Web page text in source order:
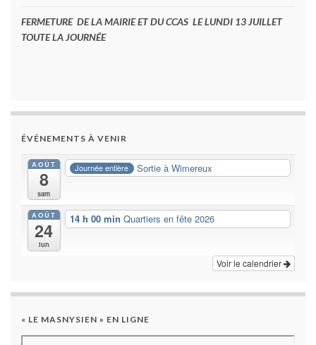
FERMETURE DE LA MAIRIE ET DU CCAS LE LUNDI 13 JUILLET
TOUTE LA JOURNÉE
ÉVÉNEMENTS À VENIR
AOÛT
8
sam
Journée entière Sortie à Wimereux
AOÛT
24
lun
14 h 00 min Quartiers en fête 2026
Voir le calendrier
« LE MASNYSIEN » EN LIGNE